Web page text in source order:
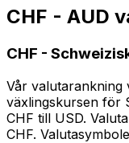
CHF - AUD
CHF -
Vår valutarankning
växlingskursen för
CHF till USD.
CHF.